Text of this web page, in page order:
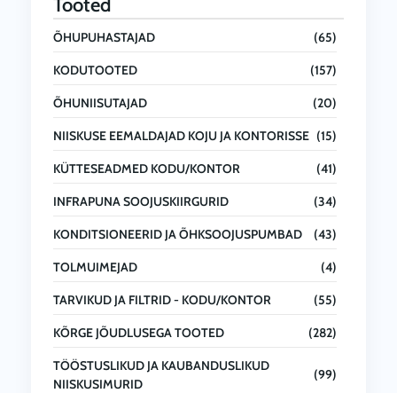
ÕHUPUHASTAJAD (65)
KODUTOOTED (157)
ÕHUNIISUTAJAD (20)
NIISKUSE EEMALDAJAD KOJU JA KONTORISSE (15)
KÜTTESEADMED KODU/KONTOR (41)
INFRAPUNA SOOJUSKIIRGURID (34)
KONDITSIONEERID JA ÕHKSOOJUSPUMBAD (43)
TOLMUIMEJAD (4)
TARVIKUD JA FILTRID - KODU/KONTOR (55)
KÕRGE JÕUDLUSEGA TOOTED (282)
TÖÖSTUSLIKUD JA KAUBANDUSLIKUD
NIISKUSIMURID
(99)